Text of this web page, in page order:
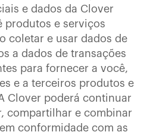
e dados da Clover
produtos e serviços
coletar e usar dados de
a dados de transações
para fornecer a você,
e a terceiros produtos e
Clover poderá continuar
compartilhar e combinar
conformidade com as